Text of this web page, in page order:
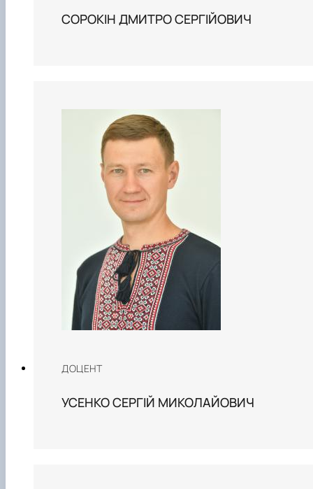
СОРОКІН ДМИТРО СЕРГІЙОВИЧ
ДОЦЕНТ
УСЕНКО СЕРГІЙ МИКОЛАЙОВИЧ